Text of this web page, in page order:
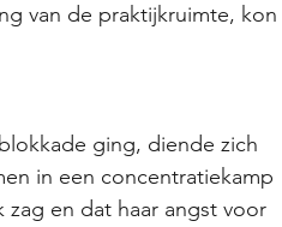
van de praktijkruimte, kon
ging, diende zich
in een concentratiekamp
en dat haar angst voor